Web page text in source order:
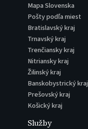
Mapa Slovenska
Pošty podľa miest
Bratislavský kraj
Trnavský kraj
Trenčiansky kraj
Nitriansky kraj
Žilinský kraj
Banskobystrický kraj
Prešovský kraj
Košický kraj
Služby